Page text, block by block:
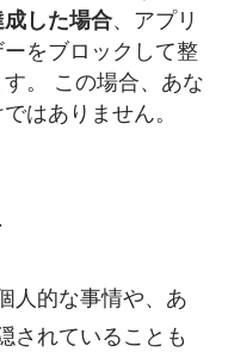
した場合、アプリ
をブロックして整
。 この場合、あな
はありません。
人的な事情や、あ
されていることも